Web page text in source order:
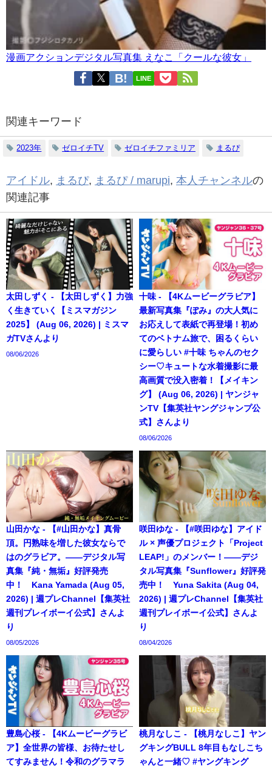
漫画アクションデジタル写真集 えなこ「クールな彼女」
LINE
関連キーワード
2023年 ゼロイチTV ゼロイチファミリア まるぴ
アイドル, まるぴ, まるぴ / marupi, 本人チャンネルの
関連記事
太田しずく - 【太田しずく】力強
く生きていく【ミスマガジン
2025】 (Aug 06, 2026) | ミスマ
ガTVさんより
08/06/2026
十味 - 【4Kムービーグラビア】
最新写真集『ぽみ』の大人気に
お応えして表紙で再登場！初め
てのベトナム旅で、困るくらい
に愛らしい #十味 ちゃんのセク
シー♡キュートな水着撮影に最
高画質で没入密着！【メイキン
グ】 (Aug 06, 2026) | ヤンジャ
ンTV【集英社ヤングジャンプ公
式】さんより
08/06/2026
山田かな - 【#山田かな】真骨
頂。円熟味を増した彼女ならで
はのグラビア。――デジタル写
真集『純・無垢』好評発売
中！ Kana Yamada (Aug 05,
2026) | 週プレChannel【集英社
週刊プレイボーイ公式】さんよ
り
08/05/2026
咲田ゆな - 【#咲田ゆな】アイド
ル × 声優プロジェクト「Project
LEAP!」のメンバー！――デジ
タル写真集『Sunflower』好評発
売中！ Yuna Sakita (Aug 04,
2026) | 週プレChannel【集英社
週刊プレイボーイ公式】さんよ
り
08/04/2026
豊島心桜 - 【4Kムービーグラビ
ア】全世界の皆様、お待たせし
てすみません！令和のグラマラ
桃月なしこ - 【桃月なしこ】ヤン
グキングBULL 8年目もなしこち
ゃんと一緒♡ #ヤングキング